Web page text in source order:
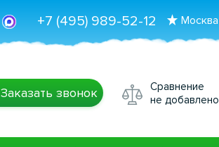
Москва
+7 (495) 989-52-12
Заказать звонок
Сравнение
не добавлено